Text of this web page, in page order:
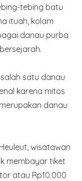
tebing batu
ituah, kolam
danau purba
satu danau
karena mitos
danau
wisatawan
membayar tiket
atau Rp10.000